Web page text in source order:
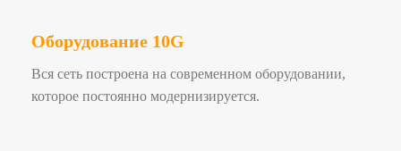
Оборудование 10G
Вся сеть построена на современном оборудовании,
которое постоянно модернизируется.